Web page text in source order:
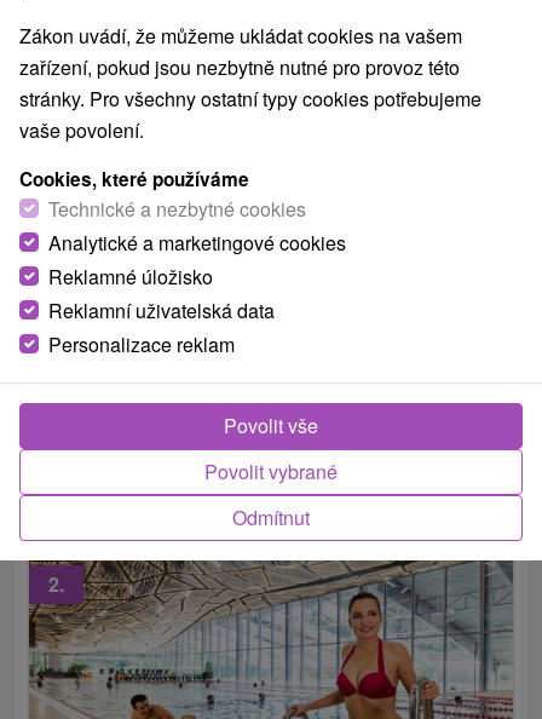
1.
Zdraví a relax v Jánské dolině: Rodinná
pohoda v náručí Nízkých Tater
Hotel Avena★★★
Dopřejte si dokonalý restart s ubytováním,
polopenzí a neomezeným bazénem v srdci Jánské
2.
Zákon uvádí, že můžeme ukládat cookies na vašem
zařízení, pokud jsou nezbytně nutné pro provoz této
stránky. Pro všechny ostatní typy cookies potřebujeme
vaše povolení.
Cookies, které používáme
Technické a nezbytné cookies
Analytické a marketingové cookies
Reklamné úložisko
Reklamní uživatelská data
Personalizace reklam
Odmítnut
Povolit vybrané
Povolit vše